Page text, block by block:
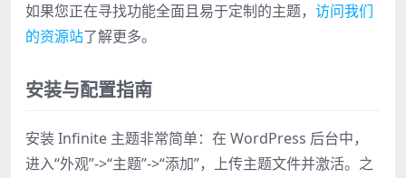
如果您正在寻找功能全面且易于定制的主题， 访问我们
的资源站了解更多。
安装与配置指南
安装 Infinite 主题非常简单：在 WordPress 后台中，
进入“外观”->“主题”->“添加”，上传主题文件并激活。之